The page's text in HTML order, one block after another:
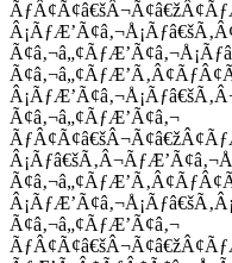
Ã¢â‚¬â„¢ÃƒÆ’Ã¢â‚¬
Ã¢â‚¬â„¢ÃƒÆ’Ã¢â‚¬